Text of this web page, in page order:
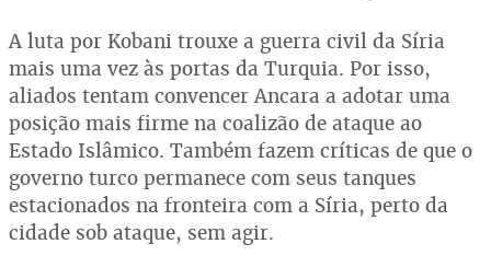
A luta por Kobani trouxe a guerra civil da Síria
mais uma vez às portas da Turquia. Por isso,
aliados tentam convencer Ancara a adotar uma
posição mais firme na coalizão de ataque ao
Estado Islâmico. Também fazem críticas de que o
governo turco permanece com seus tanques
estacionados na fronteira com a Síria, perto da
cidade sob ataque, sem agir.